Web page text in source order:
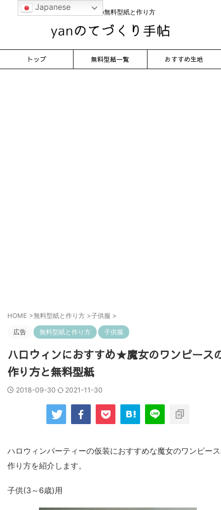
かんたん服の無料型紙と作り方
トップ 無料型紙一覧 おすすめ生地
HOME >無料型紙と作り方 >子供服 >
広告 無料型紙と作り方 子供服
ハロウィンにおすすめ★魔女のワンピース
作り方と無料型紙
2018-09-30 2021-11-30
ハロウィンパーティーの仮装におすすめな魔女のワンピー
作り方を紹介します。
子供(3～6歳)用
Japanese